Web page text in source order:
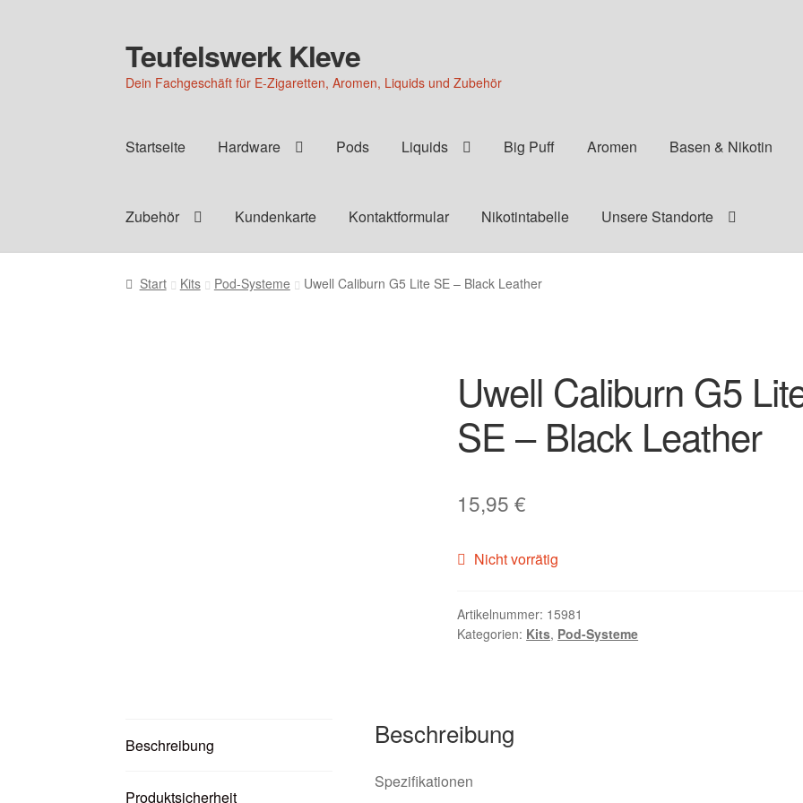
Zur
Navigation
springen
Zum
Inhalt
springen
Teufelswerk Kleve
Dein Fachgeschäft für E-Zigaretten, Aromen, Liquids und Zubehör
Startseite Hardware Pods Liquids Big Puff Aromen Basen & Nikotin
Zubehör Kundenkarte Kontaktformular Nikotintabelle Unsere Standorte
Start Kits Pod-Systeme Uwell Caliburn G5 Lite SE – Black Leather
Uwell Caliburn G5
SE – Black Leather
15,95€
Nicht vorrätig
Artikelnummer: 15981
Kategorien: Kits, Pod-Systeme
Beschreibung
Produktsicherheit
Beschreibung
Spezifikationen